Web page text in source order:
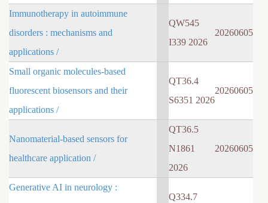
Immunotherapy in autoimmune
disorders : mechanisms and
applications /
QW545
I339 2026
20260605
Small organic molecules-based
fluorescent biosensors and their
applications /
QT36.4
S6351 2026
20260605
Nanomaterial-based sensors for
healthcare application /
QT36.5
N1861
2026
20260605
Generative AI in neurology :
Q334.7